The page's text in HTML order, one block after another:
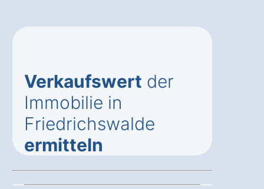
Verkaufswert der
Immobilie in
Friedrichswalde
ermitteln